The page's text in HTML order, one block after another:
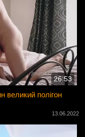
26:53
великий полігон
13.06.2022